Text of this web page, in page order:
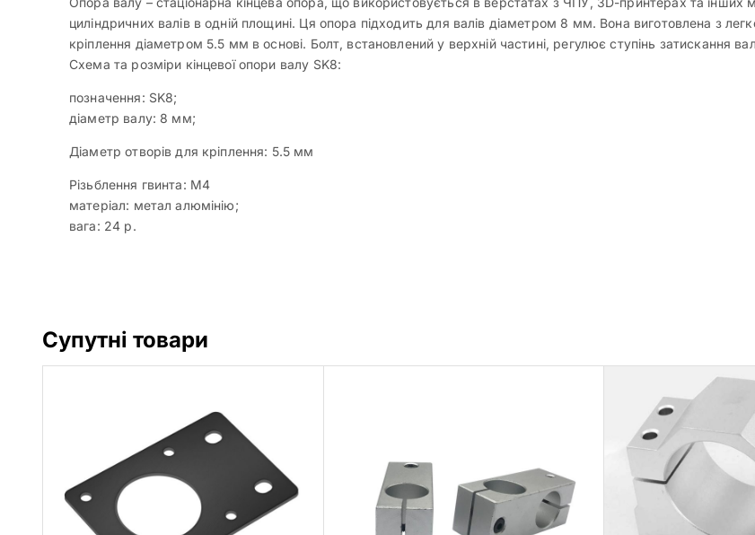
циліндричних валів в одній площині. Ця опора підходить для валів діаметром 8 мм. Вона виготовлена з
кріплення діаметром 5.5 мм в основі. Болт, встановлений у верхній частині, регулює ступінь затискання
Схема та розміри кінцевої опори валу SK8:
позначення: SK8;
діаметр валу: 8 мм;
Діаметр отворів для кріплення: 5.5 мм
Різьблення гвинта: М4
матеріал: метал алюмінію;
вага: 24 р.
Супутні товари